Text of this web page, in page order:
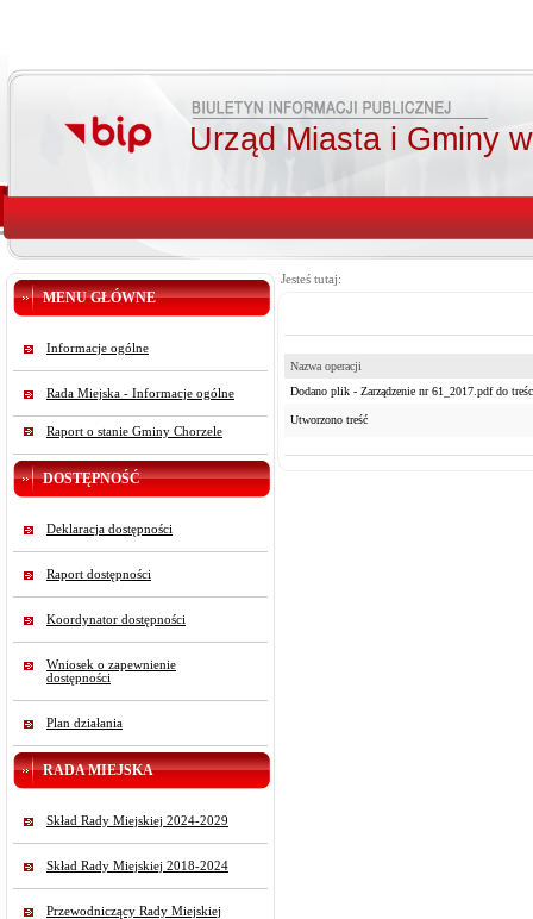
Urząd Miasta i Gminy
MENU GŁÓWNE
Informacje ogólne
Rada Miejska - Informacje ogólne
Raport o stanie Gminy Chorzele
DOSTĘPNOŚĆ
Deklaracja dostępności
Raport dostępności
Koordynator dostępności
Wniosek o zapewnienie
dostępności
Plan działania
RADA MIEJSKA
Skład Rady Miejskiej 2024-2029
Skład Rady Miejskiej 2018-2024
Przewodniczący Rady Miejskiej
Jesteś tutaj:
Nazwa operacji
Dodano plik - Zarządzenie nr 61_2017.pdf do
Utworzono treść